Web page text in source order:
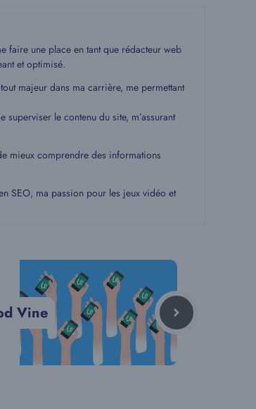
faire une place en tant que rédacteur web
et optimisé.
majeur dans ma carrière, me permettant
le contenu du site, m’assurant
mieux comprendre des informations
SEO, ma passion pour les jeux vidéo et
Vine